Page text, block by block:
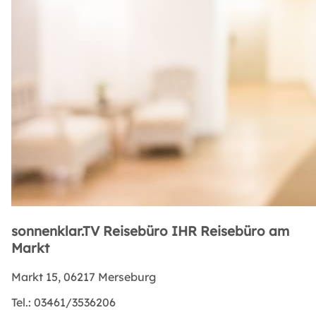
sonnenklar.TV Reisebüro IHR Reisebüro am
Markt
Markt 15, 06217 Merseburg
Tel.: 03461/3536206